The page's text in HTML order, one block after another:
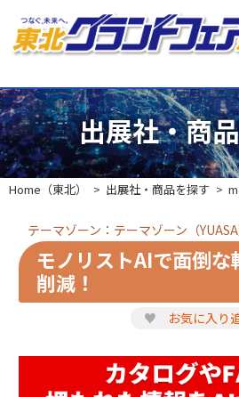
出展社・商
Home（東北） 出展社・商品を探す
テーマゾーン：テーマゾーン（YUASA
モノリストAIで面倒
削減！
♥ お気に入り